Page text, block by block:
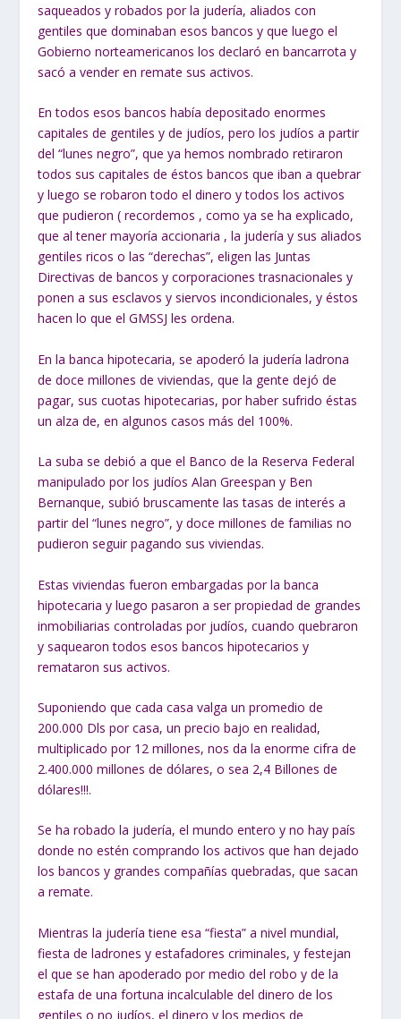
saqueados y robados por la judería, aliados con
gentiles que dominaban esos bancos y que luego el
Gobierno norteamericanos los declaró en bancarrota y
sacó a vender en remate sus activos.
En todos esos bancos había depositado enormes
capitales de gentiles y de judíos, pero los judíos a partir
del “lunes negro”, que ya hemos nombrado retiraron
todos sus capitales de éstos bancos que iban a quebrar
y luego se robaron todo el dinero y todos los activos
que pudieron ( recordemos , como ya se ha explicado,
que al tener mayoría accionaria , la judería y sus aliados
gentiles ricos o las “derechas”, eligen las Juntas
Directivas de bancos y corporaciones trasnacionales y
ponen a sus esclavos y siervos incondicionales, y éstos
hacen lo que el GMSSJ les ordena.
En la banca hipotecaria, se apoderó la judería ladrona
de doce millones de viviendas, que la gente dejó de
pagar, sus cuotas hipotecarias, por haber sufrido éstas
un alza de, en algunos casos más del 100%.
La suba se debió a que el Banco de la Reserva Federal
manipulado por los judíos Alan Greespan y Ben
Bernanque, subió bruscamente las tasas de interés a
partir del “lunes negro”, y doce millones de familias no
pudieron seguir pagando sus viviendas.
Estas viviendas fueron embargadas por la banca
hipotecaria y luego pasaron a ser propiedad de grandes
inmobiliarias controladas por judíos, cuando quebraron
y saquearon todos esos bancos hipotecarios y
remataron sus activos.
Suponiendo que cada casa valga un promedio de
200.000 Dls por casa, un precio bajo en realidad,
multiplicado por 12 millones, nos da la enorme cifra de
2.400.000 millones de dólares, o sea 2,4 Billones de
dólares!!!.
Se ha robado la judería, el mundo entero y no hay país
donde no estén comprando los activos que han dejado
los bancos y grandes compañías quebradas, que sacan
a remate.
Mientras la judería tiene esa “fiesta” a nivel mundial,
fiesta de ladrones y estafadores criminales, y festejan
el que se han apoderado por medio del robo y de la
estafa de una fortuna incalculable del dinero de los
gentiles o no judíos, el dinero y los medios de